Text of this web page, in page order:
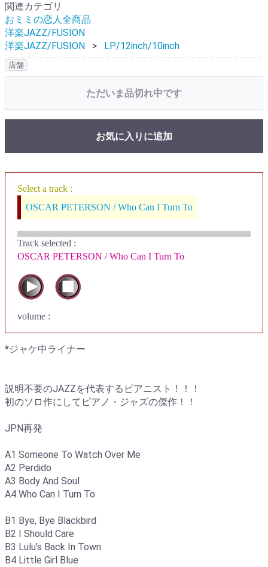
関連カテゴリ
おミミの恋人全商品
洋楽JAZZ/FUSION
洋楽JAZZ/FUSION
LP/12inch/10inch
店舗
ただいま品切れ中です
お気に入りに追加
Select a track :
OSCAR PETERSON / Who Can I Turn To
Track selected :
OSCAR PETERSON / Who Can I Turn To
volume :
*ジャケ中ライナー
説明不要のJAZZを代表するピアニスト！！！
初のソロ作にしてピアノ・ジャズの傑作！！
JPN再発
A1 Someone To Watch Over Me
A2 Perdido
A3 Body And Soul
A4 Who Can I Turn To
B1 Bye, Bye Blackbird
B2 I Should Care
B3 Lulu's Back In Town
B4 Little Girl Blue